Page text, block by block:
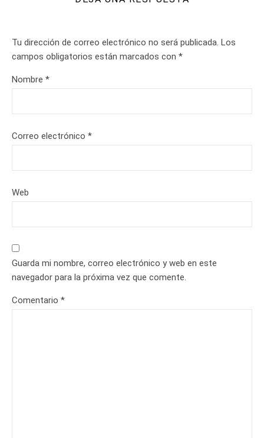
Tu dirección de correo electrónico no será publicada. Los
campos obligatorios están marcados con *
Nombre *
Correo electrónico *
Web
Guarda mi nombre, correo electrónico y web en este
navegador para la próxima vez que comente.
Comentario *